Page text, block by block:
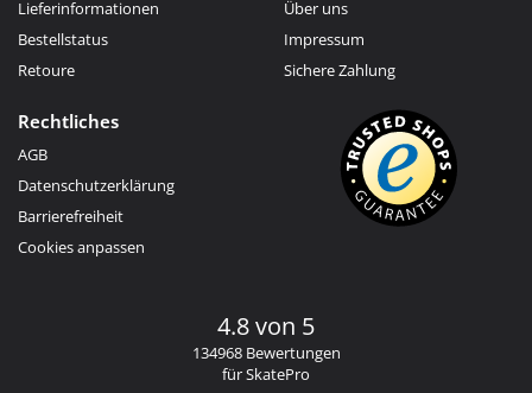
Lieferinformationen
Bestellstatus
Retoure
Über uns
Impressum
Sichere Zahlung
Rechtliches
AGB
Datenschutzerklärung
Barrierefreiheit
Cookies anpassen
4.8 von 5
134968 Bewertungen
für SkatePro